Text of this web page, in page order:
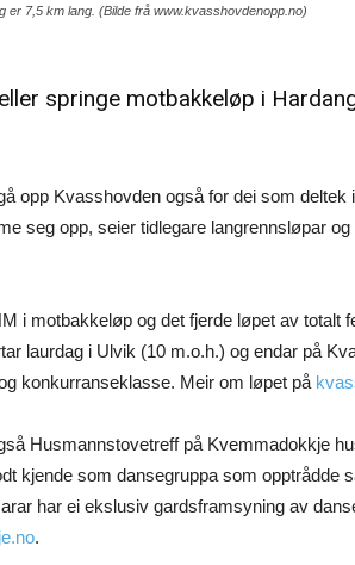
er 7,5 km lang. (Bilde frå www.kvasshovdenopp.no)
springe motbakkeløp i
opp Kvasshovden også for dei som
seg opp, seier tidlegare langrennsløpar
i motbakkeløp og det fjerde løpet av totalt
laurdag i Ulvik (10 m.o.h.) og endar på
konkurranseklasse. Meir om løpet på
Husmannstovetreff på Kvemmadokkje
kjende som dansegruppa som opptrådde
har ei ekslusiv gardsframsyning av
.